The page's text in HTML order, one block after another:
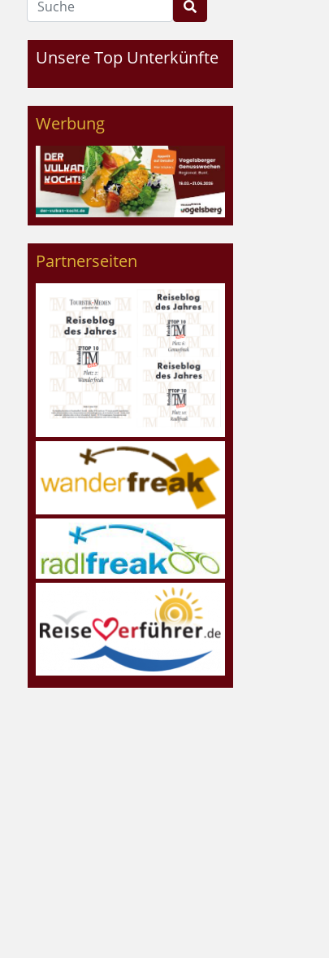
Unsere Top Unterkünfte
Werbung
Partnerseiten